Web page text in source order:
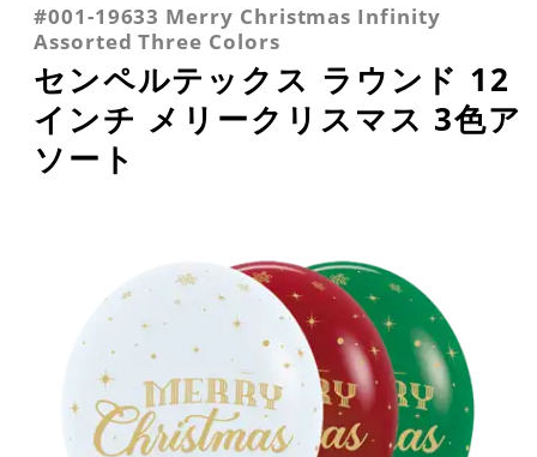
#001-19633 Merry Christmas Infinity
Assorted Three Colors
センペルテックス ラウンド 12
インチ メリークリスマス 3色ア
ソート